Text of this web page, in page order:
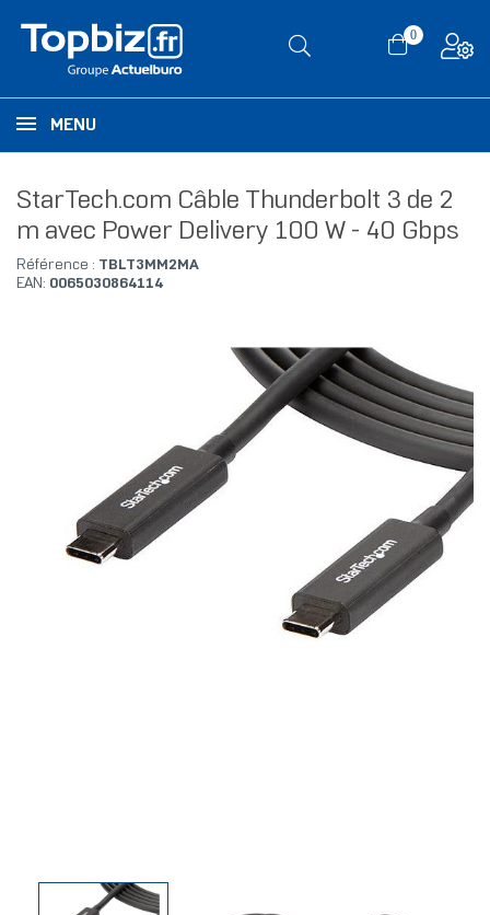
0
MENU
StarTech.com Câble Thunderbolt 3 de 2
m avec Power Delivery 100 W - 40 Gbps
Référence : TBLT3MM2MA
EAN: 0065030864114